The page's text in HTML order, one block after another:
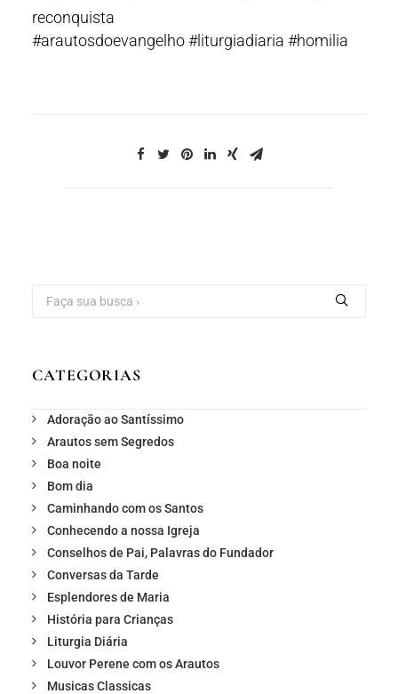
reconquista
#arautosdoevangelho #liturgiadiaria #homilia
CATEGORIAS
Adoração ao Santíssimo
Arautos sem Segredos
Boa noite
Bom dia
Caminhando com os Santos
Conhecendo a nossa Igreja
Conselhos de Pai, Palavras do Fundador
Conversas da Tarde
Esplendores de Maria
História para Crianças
Liturgia Diária
Louvor Perene com os Arautos
Musicas Classicas